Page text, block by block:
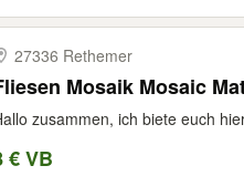
27336 Rethemer
Mosaik Mosaic
zusammen, ich biete euch
€ VB